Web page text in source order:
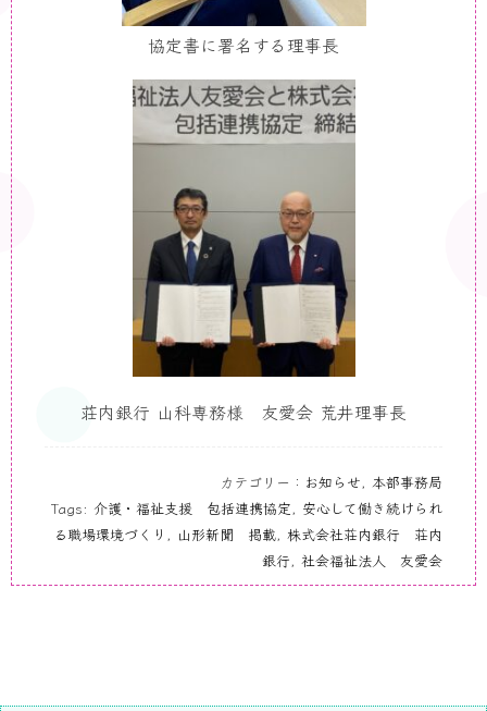
協定書に署名する理事長
荘内銀行 山科専務様 友愛会 荒井理事長
カテゴリー： お知らせ, 本部事務局
Tags: 介護・福祉支援 包括連携協定, 安心して働き続けられ
る職場環境づくり , 山形新聞 掲載, 株式会社荘内銀行 荘内
銀行, 社会福祉法人 友愛会